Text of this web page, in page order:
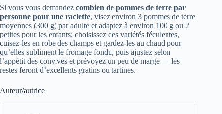
Si vous vous demandez combien de pommes de terre par
personne pour une raclette, visez environ 3 pommes de terre
moyennes (300 g) par adulte et adaptez à environ 100 g ou 2
petites pour les enfants; choisissez des variétés féculentes,
cuisez-les en robe des champs et gardez-les au chaud pour
qu’elles subliment le fromage fondu, puis ajustez selon
l’appétit des convives et prévoyez un peu de marge — les
restes feront d’excellents gratins ou tartines.
Auteur/autrice